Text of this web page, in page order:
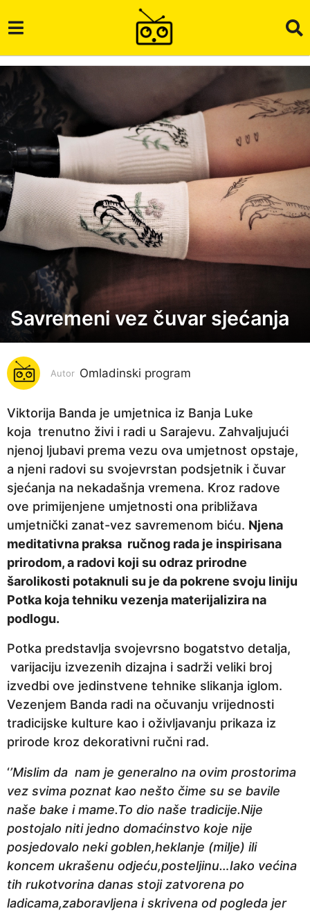
6
g
o
d
n
a
p
r
i
j
e
6
g
o
d
i
a
p
r
i
j
e
Savremeni vez čuvar sjećanja
Autor Omladinski program
Viktorija Banda je umjetnica iz Banja Luke
koja trenutno živi i radi u Sarajevu. Zahvaljujući
njenoj ljubavi prema vezu ova umjetnost opstaje,
a njeni radovi su svojevrstan podsjetnik i čuvar
sjećanja na nekadašnja vremena. Kroz radove
ove primijenjene umjetnosti ona približava
umjetnički zanat-vez savremenom biću. Njena
meditativna praksa ručnog rada je inspirisana
prirodom, a radovi koji su odraz prirodne
šarolikosti potaknuli su je da pokrene svoju liniju
Potka koja tehniku vezenja materijalizira na
podlogu.
Potka predstavlja svojevrsno bogatstvo detalja,
varijaciju izvezenih dizajna i sadrži veliki broj
izvedbi ove jedinstvene tehnike slikanja iglom.
Vezenjem Banda radi na očuvanju vrijednosti
tradicijske kulture kao i oživljavanju prikaza iz
prirode kroz dekorativni ručni rad.
‘’Mislim da nam je generalno na ovim prostorima
vez svima poznat kao nešto čime su se bavile
naše bake i mame.To dio naše tradicije.Nije
postojalo niti jedno domaćinstvo koje nije
posjedovalo neki goblen,heklanje (milje) ili
koncem ukrašenu odjeću,posteljinu…Iako većina
tih rukotvorina danas stoji zatvorena po
ladicama,zaboravljena i skrivena od pogleda jer